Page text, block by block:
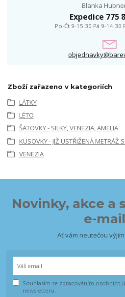
Blanka
Expedice 775
Po-Čt 9-15:30 Pá 9-14:30
Zboží zařazeno v kategoriích
LÁTKY
LÉTO
ŠATOVKY - SILKY, VENEZIA, AMELIA
KUSOVKY - JIŽ USTŘIŽENÁ METRÁŽ
VENEZIA
Novinky, akce a
e-
Ať vám neutečou
Souhlasím se zpracováním osobních
newsletteru.